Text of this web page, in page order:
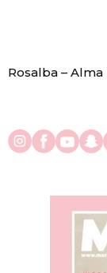
Rosalba – Alma